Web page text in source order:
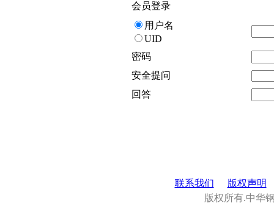
会员登录
用户名
UID
密码
安全提问
回答
联系我们
版权声明
版权所有.中华